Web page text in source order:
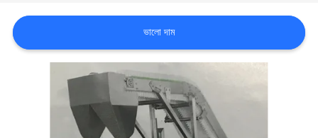
খবর
ভালো দাম